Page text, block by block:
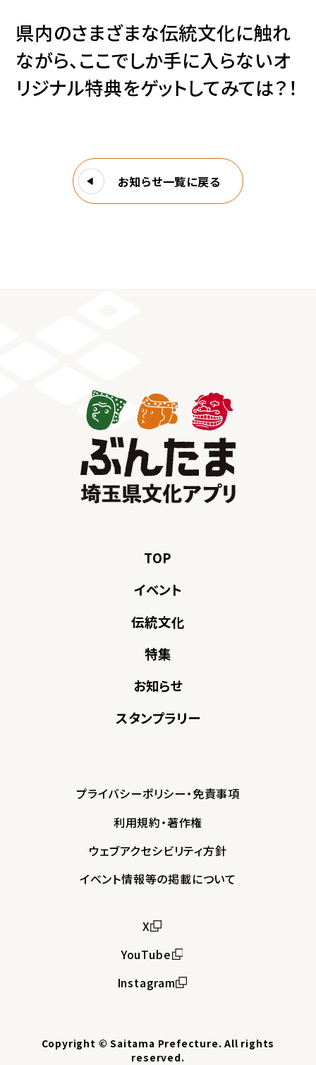
県内のさまざまな伝統文化に触れ
ながら、ここでしか手に入らないオ
リジナル特典をゲットしてみては？！
お知らせ一覧に戻る
TOP
イベント
伝統文化
特集
お知らせ
スタンプラリー
プライバシーポリシー・免責事項
利用規約・著作権
ウェブアクセシビリティ方針
イベント情報等の掲載について
X
YouTube
Instagram
Copyright © Saitama Prefecture. All rights
reserved.